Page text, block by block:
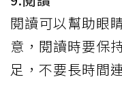
閱讀可以幫助眼
意，閱讀時要保
足，不要長時間